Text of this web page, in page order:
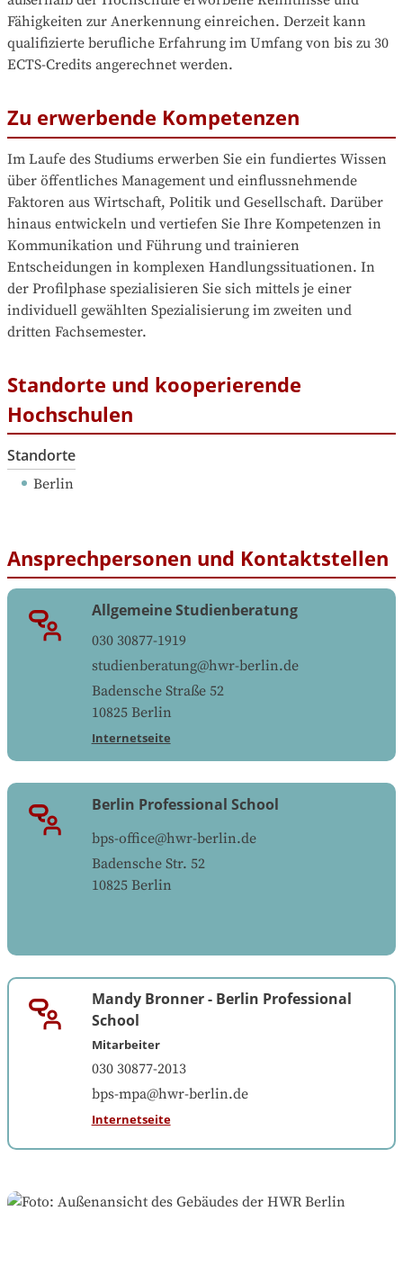
Fähigkeiten zur Anerkennung einreichen. Derzeit kann
qualifizierte berufliche Erfahrung im Umfang von bis zu 30
ECTS-Credits angerechnet werden.
Zu erwerbende Kompetenzen
Im Laufe des Studiums erwerben Sie ein fundiertes Wissen
über öffentliches Management und einflussnehmende
Faktoren aus Wirtschaft, Politik und Gesellschaft. Darüber
hinaus entwickeln und vertiefen Sie Ihre Kompetenzen in
Kommunikation und Führung und trainieren
Entscheidungen in komplexen Handlungssituationen. In
der Profilphase spezialisieren Sie sich mittels je einer
individuell gewählten Spezialisierung im zweiten und
dritten Fachsemester.
Standorte und kooperierende
Hochschulen
Standorte
Berlin
Ansprechpersonen und Kontaktstellen
Allgemeine Studienberatung
030 30877-1919
studienberatung@hwr-berlin.de
Badensche Straße 52
10825 Berlin
Internetseite
Berlin Professional School
bps-office@hwr-berlin.de
Badensche Str. 52
10825 Berlin
Mandy Bronner - Berlin Professional
School
Mitarbeiter
030 30877-2013
bps-mpa@hwr-berlin.de
Internetseite